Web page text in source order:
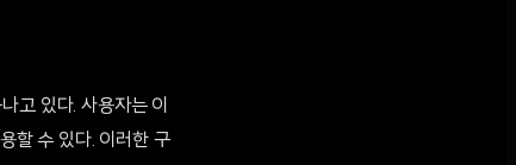
고 있다. 사용자는 이
할 수 있다. 이러한 구